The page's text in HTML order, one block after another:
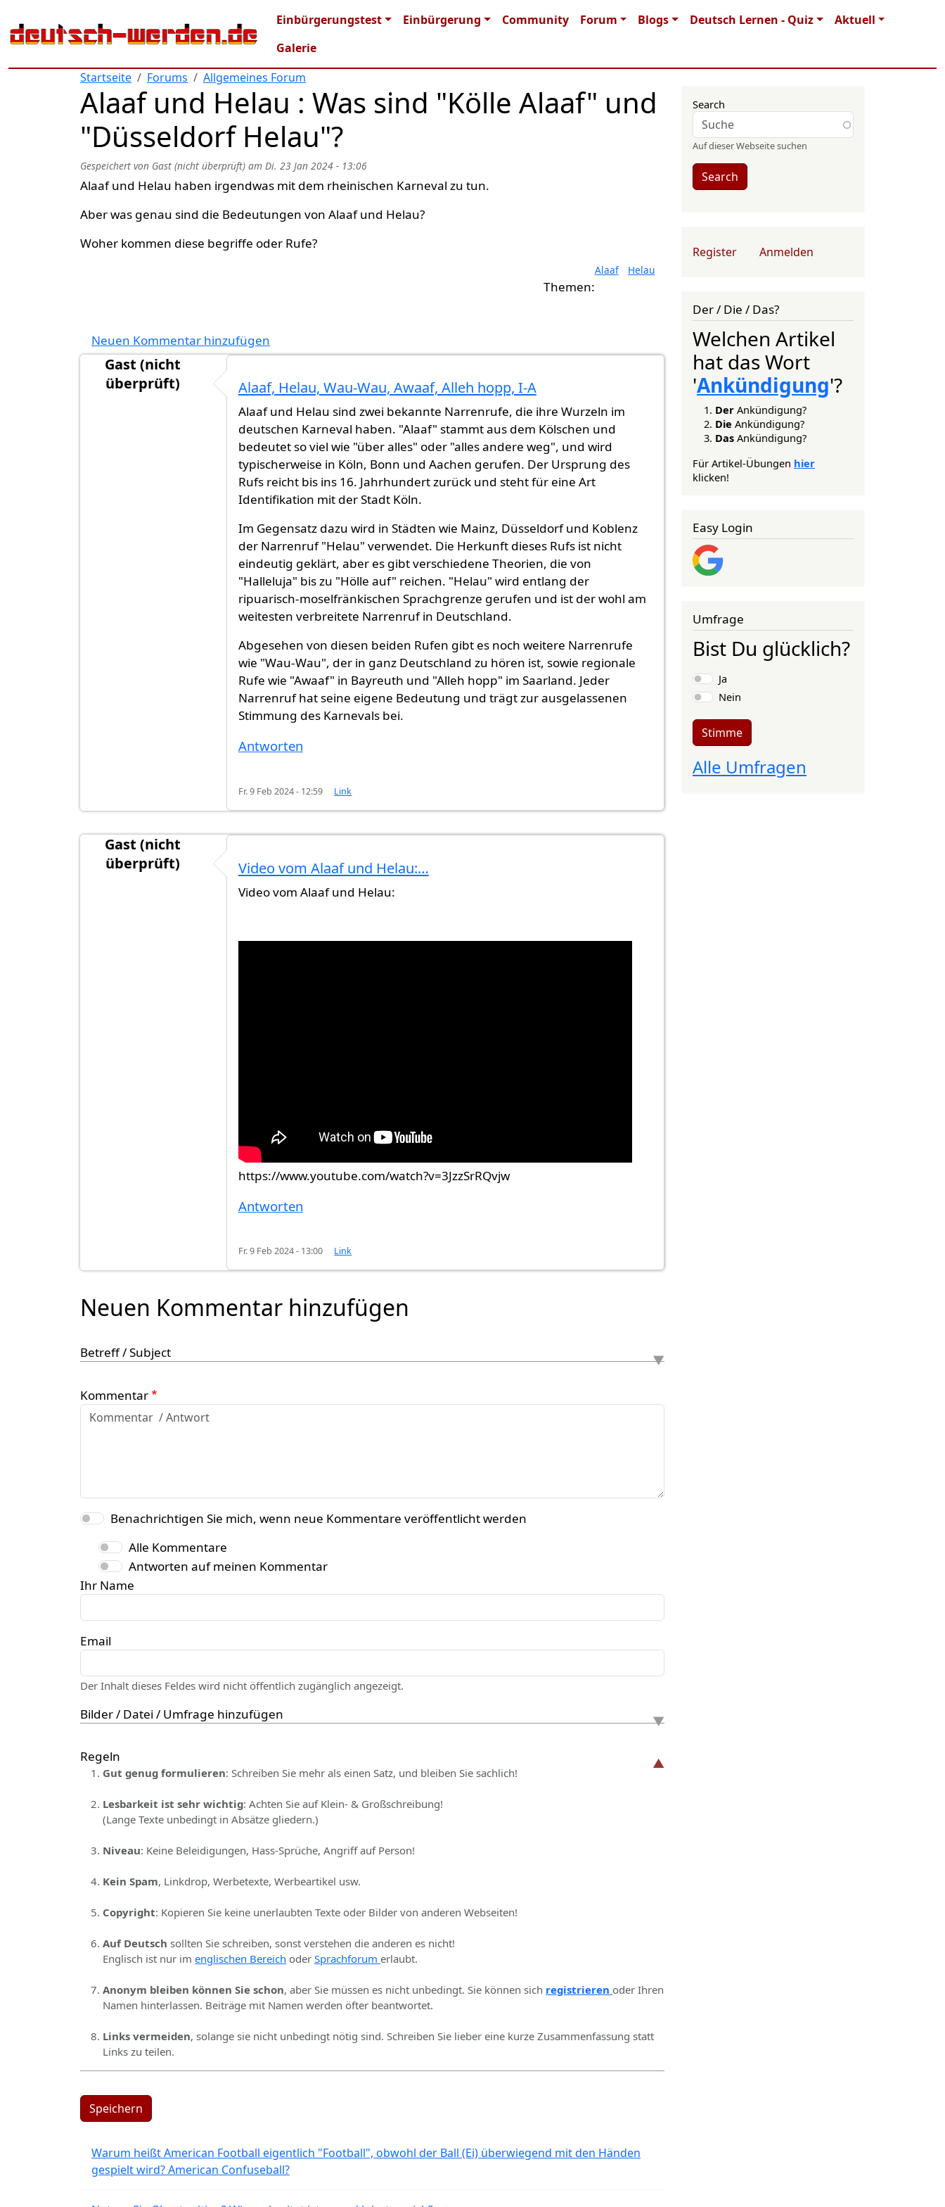
Main navigation
Einbürgerungstest Einbürgerung Community Forum Blogs Deutsch Lernen - Quiz
Aktuell
Galerie
Startseite
Forums Allgemeines Forum
Alaaf und Helau : Was sind "Kölle Alaaf" und
"Düsseldorf Helau"?
Gespeichert von Gast (nicht überprüft) am Di. 23 Jan 2024 - 13:06
Alaaf und Helau haben irgendwas mit dem rheinischen Karneval zu tun.
Aber was genau sind die Bedeutungen von Alaaf und Helau?
Woher kommen diese begriffe oder Rufe?
Alaaf Helau
Neuen Kommentar hinzufügen
Gast (nicht
überprüft)
Alaaf, Helau, Wau-Wau, Awaaf, Alleh hopp, I-A
Alaaf und Helau sind zwei bekannte Narrenrufe, die ihre Wurzeln im
deutschen Karneval haben. "Alaaf" stammt aus dem Kölschen und
bedeutet so viel wie "über alles" oder "alles andere weg", und wird
typischerweise in Köln, Bonn und Aachen gerufen. Der Ursprung des
Rufs reicht bis ins 16. Jahrhundert zurück und steht für eine Art
Identifikation mit der Stadt Köln.
Im Gegensatz dazu wird in Städten wie Mainz, Düsseldorf und Koblenz
der Narrenruf "Helau" verwendet. Die Herkunft dieses Rufs ist nicht
eindeutig geklärt, aber es gibt verschiedene Theorien, die von
"Halleluja" bis zu "Hölle auf" reichen. "Helau" wird entlang der
ripuarisch-moselfränkischen Sprachgrenze gerufen und ist der wohl am
weitesten verbreitete Narrenruf in Deutschland.
Abgesehen von diesen beiden Rufen gibt es noch weitere Narrenrufe
wie "Wau-Wau", der in ganz Deutschland zu hören ist, sowie regionale
Rufe wie "Awaaf" in Bayreuth und "Alleh hopp" im Saarland. Jeder
Narrenruf hat seine eigene Bedeutung und trägt zur ausgelassenen
Stimmung des Karnevals bei.
Antworten
Fr. 9 Feb 2024 - 12:59 Link
Gast (nicht
überprüft)
Video vom Alaaf und Helau:…
Video vom Alaaf und Helau:
https://www.youtube.com/watch?v=3JzzSrRQvjw
Antworten
Fr. 9 Feb 2024 - 13:00 Link
Neuen Kommentar hinzufügen
Betreff / Subject
Kommentar
Benachrichtigen Sie mich, wenn neue Kommentare veröffentlicht werden
Alle Kommentare
Antworten auf meinen Kommentar
Ihr Name
Email
Der Inhalt dieses Feldes wird nicht öffentlich zugänglich angezeigt.
Bilder / Datei / Umfrage hinzufügen
Regeln
Gut genug formulieren: Schreiben Sie mehr als einen Satz, und bleiben Sie sachlich!
Lesbarkeit ist sehr wichtig: Achten Sie auf Klein- & Großschreibung!
(Lange Texte unbedingt in Absätze gliedern.)
Niveau: Keine Beleidigungen, Hass-Sprüche, Angriff auf Person!
Kein Spam, Linkdrop, Werbetexte, Werbeartikel usw.
Copyright: Kopieren Sie keine unerlaubten Texte oder Bilder von anderen Webseiten!
Auf Deutsch sollten Sie schreiben, sonst verstehen die anderen es nicht!
Englisch ist nur im englischen Bereich oder Sprachforum erlaubt.
Anonym bleiben können Sie schon, aber Sie müssen es nicht unbedingt. Sie können sich registrieren oder Ihren
Namen hinterlassen. Beiträge mit Namen werden öfter beantwortet.
Links vermeiden, solange sie nicht unbedingt nötig sind. Schreiben Sie lieber eine kurze Zusammenfassung statt
Links zu teilen.
Speichern
Warum heißt American Football eigentlich "Football", obwohl der Ball (Ei) überwiegend mit den Händen
gespielt wird? American Confuseball?
Search
Auf dieser Webseite suchen
Search
User account menu
Register Anmelden
Der / Die / Das?
Welchen Artikel
hat das Wort
'Ankündigung'?
Der Ankündigung?
Die Ankündigung?
Das Ankündigung?
Für Artikel-Übungen hier
klicken!
Easy Login
Umfrage
Bist Du glücklich?
Auswahlmöglichkeiten
Ja
Nein
Stimme
Alle Umfragen